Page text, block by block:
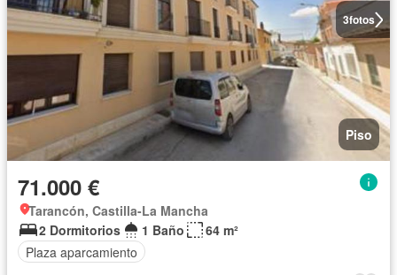
3fotos
Piso
71.000 €
Tarancón, Castilla-La Mancha
2 Dormitorios
1 Baño
64 m²
Plaza aparcamiento